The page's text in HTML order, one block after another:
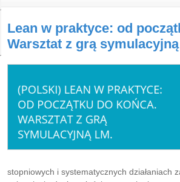
Lean w praktyce: od
Warsztat z grą
stopniowych i systematycznych działaniach